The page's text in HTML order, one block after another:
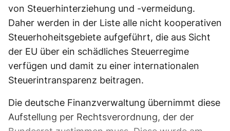
von Steuerhinterziehung und -vermeidung.
Daher werden in der Liste alle nicht kooperativen
Steuerhoheitsgebiete aufgeführt, die aus Sicht
der EU über ein schädliches Steuerregime
verfügen und damit zu einer internationalen
Steuerintransparenz beitragen.
Die deutsche Finanzverwaltung übernimmt diese
Aufstellung per Rechtsverordnung, der der